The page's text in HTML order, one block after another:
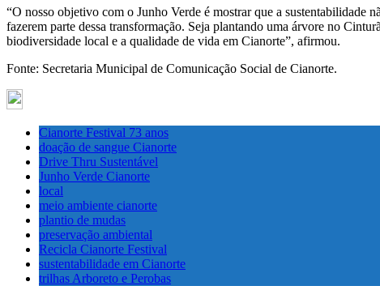
“O nosso objetivo com o Junho Verde é mostrar que a sustentabilidade
fazerem parte dessa transformação. Seja plantando uma árvore no
biodiversidade local e a qualidade de vida em Cianorte”, afirmou.
Fonte: Secretaria Municipal de Comunicação Social de Cianorte.
Cianorte Festival 73 anos
doação de sangue Cianorte
Drive Thru Sustentável
Junho Verde Cianorte
local
meio ambiente cianorte
plantio de mudas
preservação ambiental
Recicla Cianorte Festival
sustentabilidade em Cianorte
trilhas Arboreto e Perobas